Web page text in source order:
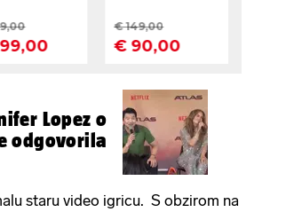
Lopez o
odgovorila
staru video igricu. S obzirom na